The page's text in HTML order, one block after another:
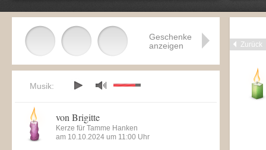
Zurück
Geschenke
anzeigen
Musik:
von Brigitte
Kerze für Tamme Hanken
am 10.10.2024 um 11:00 Uhr